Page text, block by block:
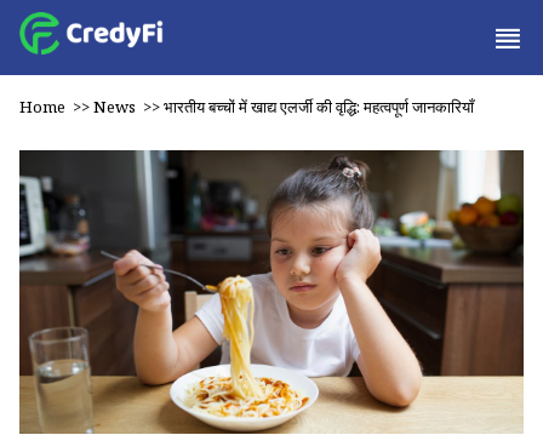
Home >>News >>भारतीय बच्चों में खाद्य एलर्जी की वृद्धि: महत्वपूर्ण जानकारियाँ